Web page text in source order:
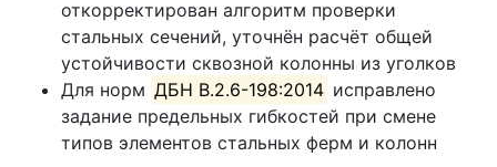
откорректирован алгоритм проверки
стальных сечений, уточнён расчёт общей
устойчивости сквозной колонны из уголков
Для норм ДБН В.2.6-198:2014 исправлено
задание предельных гибкостей при смене
типов элементов стальных ферм и колонн